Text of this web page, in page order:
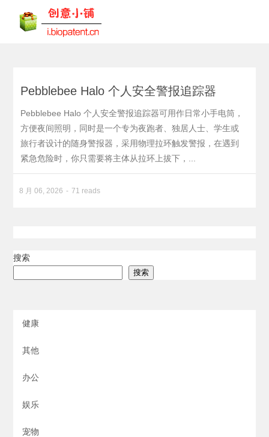
Pebblebee Halo 个人安全警报追踪器
Pebblebee Halo 个人安全警报追踪器可用作日常小手电筒，
方便夜间照明，同时是一个专为夜跑者、独居人士、学生或
旅行者设计的随身警报器，采用物理拉环触发警报，在遇到
紧急危险时，你只需要将主体从拉环上拔下，...
8 月 06, 2026 71 reads
搜索
搜索
健康
其他
办公
娱乐
宠物